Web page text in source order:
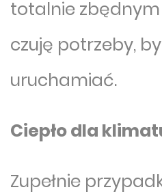
totalnie
czuję potrzeby,
uruchamiać.
Ciepło dla
Zupełnie